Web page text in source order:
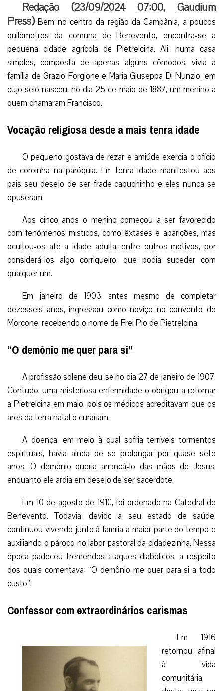
Redação (23/09/2024 07:00,Gaudium
Press) Bem no centro da região da Campânia, a poucos
quilômetros da comuna de Benevento, encontra-se a
pequena cidade agrícola de Pietrelcina. Ali, numa casa
simples, composta de apenas alguns cômodos, vivia a
família de Grazio Forgione e Maria Giuseppa Di Nunzio, em
cujo seio nasceu, no dia 25 de maio de 1887, um menino a
quem chamaram Francisco.
Vocação religiosa desde a mais tenra idade
O pequeno gostava de rezar e amiúde exercia o ofício
de coroinha na paróquia. Em tenra idade manifestou aos
pais seu desejo de ser frade capuchinho e eles nunca se
opuseram.
Aos cinco anos o menino começou a ser favorecido
com fenômenos místicos, como êxtases e aparições, mas
ocultou-os até a idade adulta, entre outros motivos, por
considerá-los algo corriqueiro, que podia suceder com
qualquer um.
Em janeiro de 1903, antes mesmo de completar
dezesseis anos, ingressou como noviço no convento de
Morcone, recebendo o nome de Frei Pio de Pietrelcina.
“O demônio me quer para si”
A profissão solene deu-se no dia 27 de janeiro de 1907.
Contudo, uma misteriosa enfermidade o obrigou a retornar
a Pietrelcina em maio, pois os médicos acreditavam que os
ares da terra natal o curariam.
A doença, em meio à qual sofria terríveis tormentos
espirituais, havia ainda de se prolongar por quase sete
anos. O demônio queria arrancá-lo das mãos de Jesus,
enquanto ele ardia em desejo de ser sacerdote.
Em 10 de agosto de 1910, foi ordenado na Catedral de
Benevento. Todavia, devido a seu estado de saúde,
continuou vivendo junto à família a maior parte do tempo e
auxiliando o pároco no labor pastoral da cidadezinha. Nessa
época padeceu tremendos ataques diabólicos, a respeito
dos quais comentava: “O demônio me quer para si a todo
custo”.
Confessor com extraordinários carismas
Em 1916
retornou afinal
à vida
comunitária,